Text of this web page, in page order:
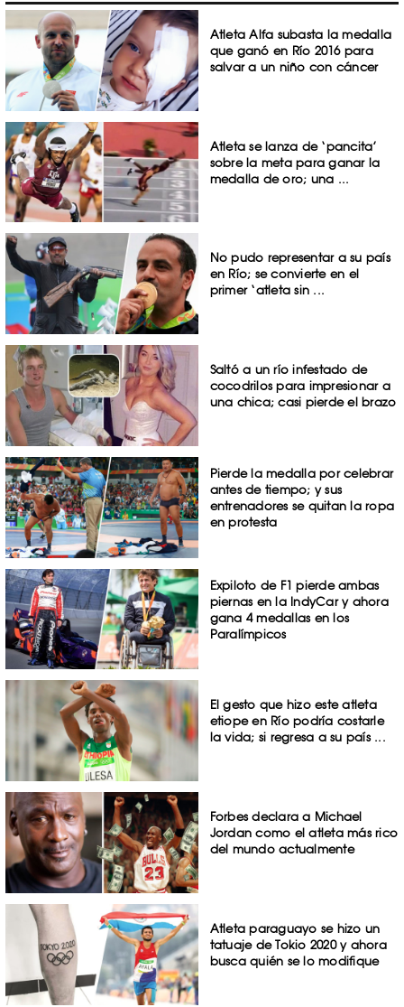
Atleta Alfa subasta la medalla
que ganó en Río 2016 para
salvar a un niño con cáncer
Atleta se lanza de ‘pancita’
sobre la meta para ganar la
medalla de oro; una ...
No pudo representar a su país
en Río; se convierte en el
primer ‘atleta sin ...
Saltó a un río infestado de
cocodrilos para impresionar a
una chica; casi pierde el brazo
Pierde la medalla por celebrar
antes de tiempo; y sus
entrenadores se quitan la ropa
en protesta
Expiloto de F1 pierde ambas
piernas en la IndyCar y ahora
gana 4 medallas en los
Paralímpicos
El gesto que hizo este atleta
etiope en Río podría costarle
la vida; si regresa a su país ...
Forbes declara a Michael
Jordan como el atleta más rico
del mundo actualmente
Atleta paraguayo se hizo un
tatuaje de Tokio 2020 y ahora
busca quién se lo modifique